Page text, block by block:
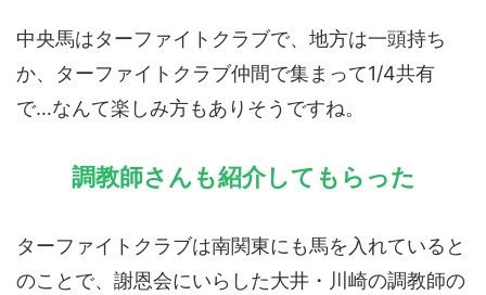
中央馬はターファイトクラブで、地方は一頭持ち
か、ターファイトクラブ仲間で集まって1/4共有
で…なんて楽しみ方もありそうですね。
調教師さんも紹介してもらった
ターファイトクラブは南関東にも馬を入れていると
のことで、謝恩会にいらした大井・川崎の調教師の